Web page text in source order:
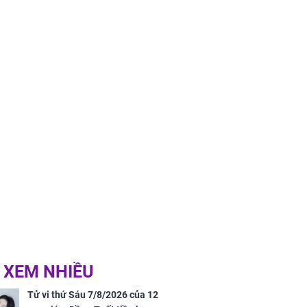
NHIỀU
Tử vi thứ Sáu 7/8/2026 của 12